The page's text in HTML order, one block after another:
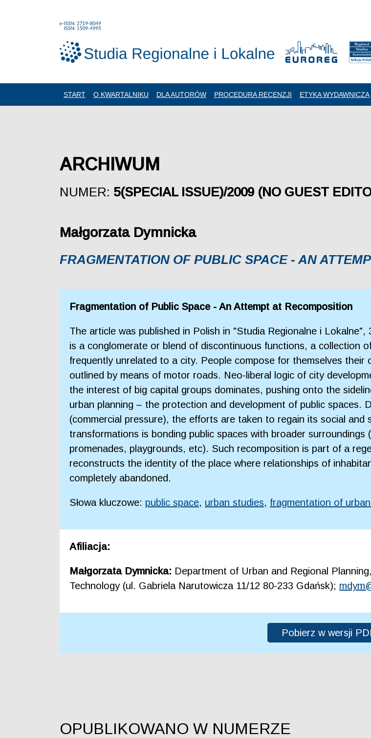
START O KWARTALNIKU DLA AUTORÓW PROCEDURA RECENZJI ETYKA WYDAWNICZA
ARCHIWUM
NUMER: 5(SPECIAL ISSUE)/2009 (NO GUEST
Małgorzata Dymnicka
FRAGMENTATION OF PUBLIC SPACE - AN
Fragmentation of Public Space - An Attempt at Recomposition
The article was published in Polish in "Studia Regionalne i
is a conglomerate or blend of discontinuous functions, a collection
frequently unrelated to a city. People compose for themselves
outlined by means of motor roads. Neo-liberal logic of city
the interest of big capital groups dominates, pushing onto the
urban planning – the protection and development of public spaces.
(commercial pressure), the efforts are taken to regain its social and
transformations is bonding public spaces with broader
promenades, playgrounds, etc). Such recomposition is part of a
reconstructs the identity of the place where relationships of
completely abandoned.
Słowa kluczowe: public space, urban studies, fragmentation of
Afiliacja:
Małgorzata Dymnicka: Department of Urban and Regional
Technology (ul. Gabriela Narutowicza 11/12 80-233 Gdańsk);
Pobierz w wersji
OPUBLIKOWANO W NUMERZE